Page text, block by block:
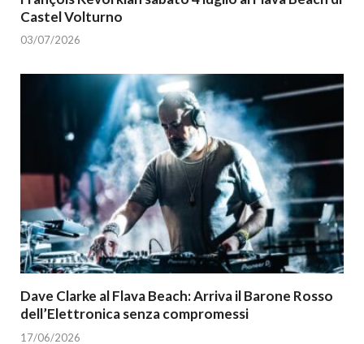
Castel Volturno
03/07/2026
Dave Clarke al Flava Beach: Arriva il Barone Rosso
dell’Elettronica senza compromessi
17/06/2026